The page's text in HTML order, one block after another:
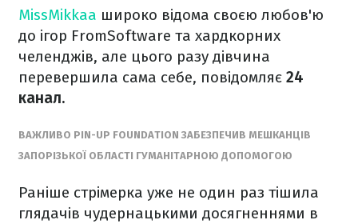
MissMikkaa широко відома своєю любов'ю
до ігор FromSoftware та хардкорних
челенджів, але цього разу дівчина
перевершила сама себе, повідомляє 24
канал.
ВАЖЛИВО PIN-UP FOUNDATION ЗАБЕЗПЕЧИВ МЕШКАНЦІВ
ЗАПОРІЗЬКОЇ ОБЛАСТІ ГУМАНІТАРНОЮ ДОПОМОГОЮ
Раніше стрімерка уже не один раз тішила
глядачів чудернацькими досягненнями в